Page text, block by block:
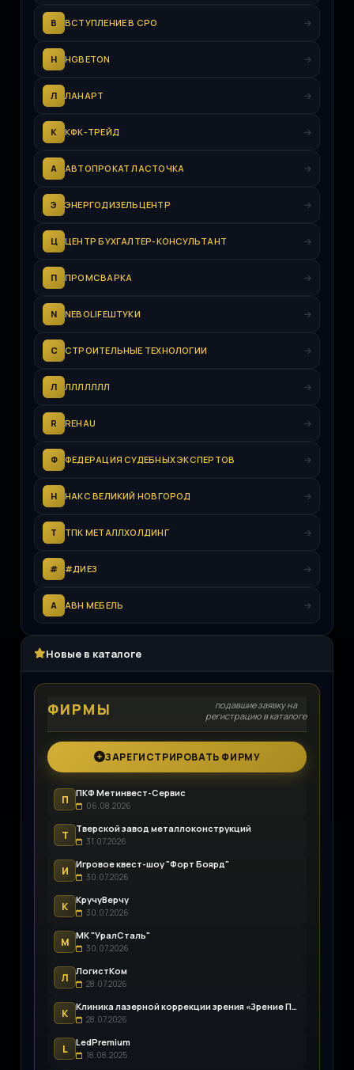
В ВСТУПЛЕНИЕ В СРО
H HGBETON
Л ЛАНАРТ
К КФК-ТРЕЙД
А АВТОПРОКАТ ЛАСТОЧКА
Э ЭНЕРГОДИЗЕЛЬЦЕНТР
Ц ЦЕНТР БУХГАЛТЕР-КОНСУЛЬТАНТ
П ПРОМСВАРКА
N NEBOLIFEШТУКИ
С СТРОИТЕЛЬНЫЕ ТЕХНОЛОГИИ
Л ЛЛЛЛЛЛЛ
R REHAU
Ф ФЕДЕРАЦИЯ СУДЕБНЫХ ЭКСПЕРТОВ
Н НАКС ВЕЛИКИЙ НОВГОРОД
Т ТПК МЕТАЛЛХОЛДИНГ
# #ДИЕЗ
А АВН МЕБЕЛЬ
Новые в каталоге
ФИРМЫ
подавшие заявку на
регистрацию в каталоге
ЗАРЕГИСТРИРОВАТЬ ФИРМУ
П
ПКФ Метинвест-Сервис
06.08.2026
Т
Тверской завод металлоконструкций
31.07.2026
И
Игровое квест-шоу "Форт Боярд"
30.07.2026
К
КручуВерчу
30.07.2026
М
МК "УралСталь"
30.07.2026
Л
ЛогистКом
28.07.2026
К
Клиника лазерной коррекции зрения «Зрение Пенза»
28.07.2026
L
LedPremium
18.08.2025